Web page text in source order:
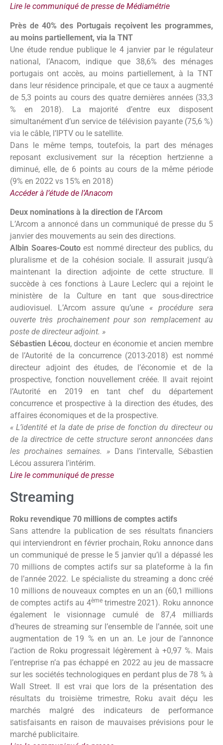
Lire le communiqué de presse de Médiamétrie
Près de 40% des Portugais reçoivent les programmes,
au moins partiellement, via la TNT
Une étude rendue publique le 4 janvier par le régulateur
national, l’Anacom, indique que 38,6% des ménages
portugais ont accès, au moins partiellement, à la TNT
dans leur résidence principale, et que ce taux a augmenté
de 5,3 points au cours des quatre dernières années (33,3
% en 2018). La majorité d’entre eux disposent
simultanément d’un service de télévision payante (75,6 %)
via le câble, l’IPTV ou le satellite.
Dans le même temps, toutefois, la part des ménages
reposant exclusivement sur la réception hertzienne a
diminué, elle, de 6 points au cours de la même période
(9% en 2022 vs 15% en 2018)
Accéder à l’étude de l’Anacom
Deux nominations à la direction de l’Arcom
L’Arcom a annoncé dans un communiqué de presse du 5
janvier des mouvements au sein des directions.
Albin Soares-Coutoest nommé directeur des publics, du
pluralisme et de la cohésion sociale. Il assurait jusqu’à
maintenant la direction adjointe de cette structure. Il
succède à ces fonctions à Laure Leclerc qui a rejoint le
ministère de la Culture en tant que sous-directrice
audiovisuel. L’Arcom assure qu’une « procédure sera
ouverte très prochainement pour son remplacement au
poste de directeur adjoint. »
Sébastien Lécou, docteur en économie et ancien membre
de l’Autorité de la concurrence (2013-2018) est nommé
directeur adjoint des études, de l’économie et de la
prospective, fonction nouvellement créée. Il avait rejoint
l’Autorité en 2019 en tant chef du département
concurrence et prospective à la direction des études, des
affaires économiques et de la prospective.
« L’identité et la date de prise de fonction du directeur ou
de la directrice de cette structure seront annoncées dans
les prochaines semaines. » Dans l’intervalle, Sébastien
Lécou assurera l’intérim.
Lire le communiqué de presse
Streaming
Roku revendique 70 millions de comptes actifs
Sans attendre la publication de ses résultats financiers
qui interviendront en février prochain, Roku annonce dans
un communiqué de presse le 5 janvier qu’il a dépassé les
70 millions de comptes actifs sur sa plateforme à la fin
de l’année 2022. Le spécialiste du streaming a donc créé
10 millions de nouveaux comptes en un an (60,1 millions
de comptes actifs au 4èmetrimestre 2021). Roku annonce
également le visionnage cumulé de 87,4 milliards
d’heures de streaming sur l’ensemble de l’année, soit une
augmentation de 19 % en un an. Le jour de l’annonce
l’action de Roku progressait légèrement à +0,97 %. Mais
l’entreprise n’a pas échappé en 2022 au jeu de massacre
sur les sociétés technologiques en perdant plus de 78 % à
Wall Street. Il est vrai que lors de la présentation des
résultats du troisième trimestre, Roku avait déçu les
marchés malgré des indicateurs de performance
satisfaisants en raison de mauvaises prévisions pour le
marché publicitaire.